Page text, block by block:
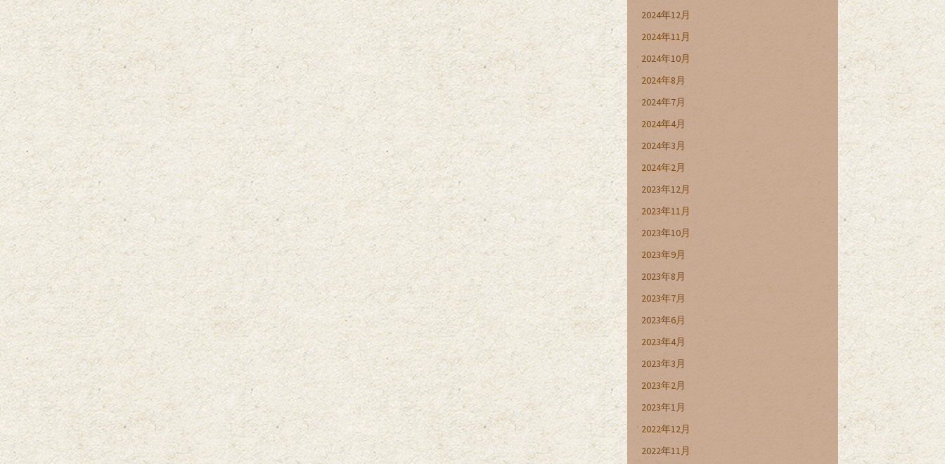
2024年12月
2024年11月
2024年10月
2024年8月
2024年7月
2024年4月
2024年3月
2024年2月
2023年12月
2023年11月
2023年10月
2023年9月
2023年8月
2023年7月
2023年6月
2023年4月
2023年3月
2023年2月
2023年1月
2022年12月
2022年11月